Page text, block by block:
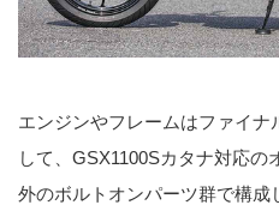
エンジンやフレームはファイナ
して、GSX1100Sカタナ対応
外のボルトオンパーツ群で構成